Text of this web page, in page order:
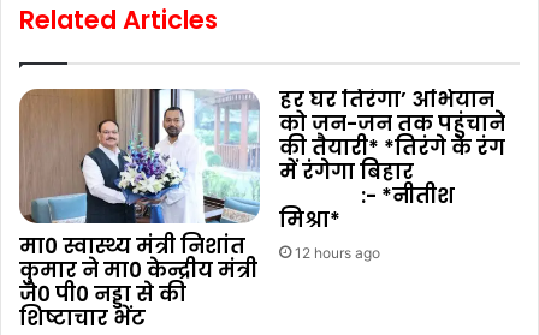
Related Articles
मा0 स्वास्थ्य मंत्री निशांत
कुमार ने मा0 केन्द्रीय मंत्री
जे0 पी0 नड्डा से की
शिष्टाचार भेंट
हर घर तिरंगा’ अभियान
को जन-जन तक पहुंचाने
की तैयारी* *तिरंगे के रंग
में रंगेगा बिहार
:- *नीतीश
मिश्रा*
12 hours ago